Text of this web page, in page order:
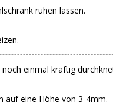
ruhen lassen.
einmal kräftig
auf eine Höhe von 3-4mm.